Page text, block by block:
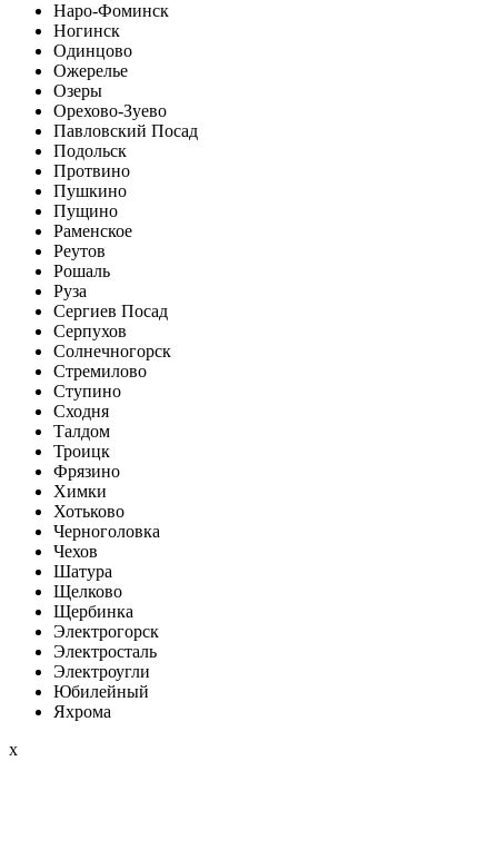
Наро-Фоминск
Ногинск
Одинцово
Ожерелье
Озеры
Орехово-Зуево
Павловский Посад
Подольск
Протвино
Пушкино
Пущино
Раменское
Реутов
Рошаль
Руза
Сергиев Посад
Серпухов
Солнечногорск
Стремилово
Ступино
Сходня
Талдом
Троицк
Фрязино
Химки
Хотьково
Черноголовка
Чехов
Шатура
Щелково
Щербинка
Электрогорск
Электросталь
Электроугли
Юбилейный
Яхрома
x